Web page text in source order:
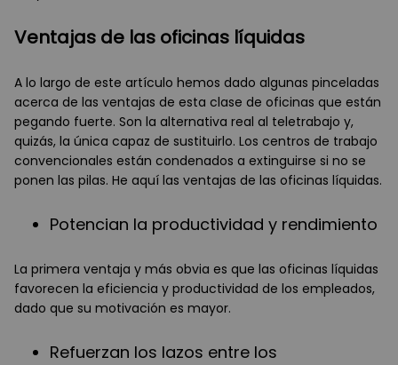
Ventajas de las oficinas líquidas
A lo largo de este artículo hemos dado algunas pinceladas
acerca de las ventajas de esta clase de oficinas que están
pegando fuerte. Son la alternativa real al teletrabajo y,
quizás, la única capaz de sustituirlo. Los centros de trabajo
convencionales están condenados a extinguirse si no se
ponen las pilas. He aquí las ventajas de las oficinas líquidas.
Potencian la productividad y rendimiento
La primera ventaja y más obvia es que las oficinas líquidas
favorecen la eficiencia y productividad de los empleados,
dado que su motivación es mayor.
Refuerzan los lazos entre los